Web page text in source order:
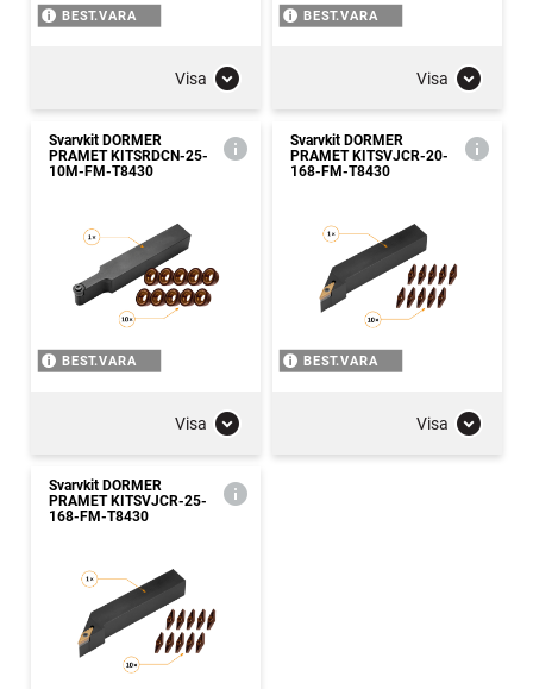
BEST.VARA
Visa
BEST.VARA
Visa
Svarvkit DORMER
PRAMET KITSRDCN-25-
10M-FM-T8430
BEST.VARA
Visa
Svarvkit DORMER
PRAMET KITSVJCR-20-
168-FM-T8430
BEST.VARA
Visa
Svarvkit DORMER
PRAMET KITSVJCR-25-
168-FM-T8430